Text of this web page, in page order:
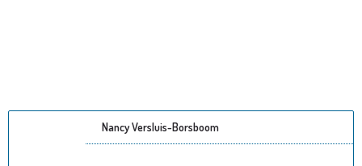
Nancy Versluis-Borsboom